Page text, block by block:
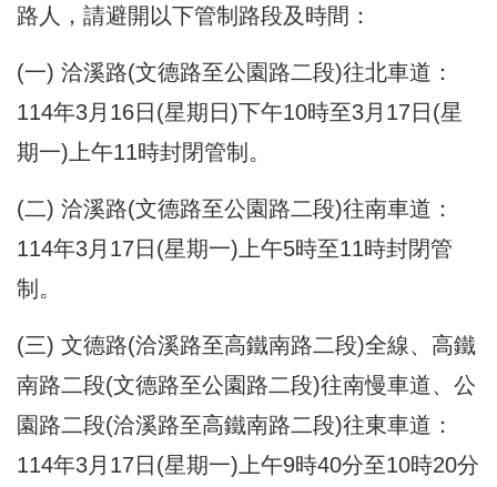
路人，請避開以下管制路段及時間：
(一) 洽溪路(文德路至公園路二段)往北車道：
114年3月16日(星期日)下午10時至3月17日(星
期一)上午11時封閉管制。
(二) 洽溪路(文德路至公園路二段)往南車道：
114年3月17日(星期一)上午5時至11時封閉管
制。
(三) 文德路(洽溪路至高鐵南路二段)全線、高鐵
南路二段(文德路至公園路二段)往南慢車道、公
園路二段(洽溪路至高鐵南路二段)往東車道：
114年3月17日(星期一)上午9時40分至10時20分